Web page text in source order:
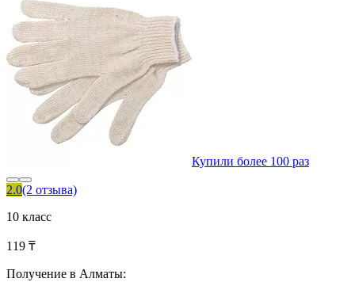
Купили более 100 раз
2.0(2 отзыва)
10 класс
119 ₸
Получение в Алматы: